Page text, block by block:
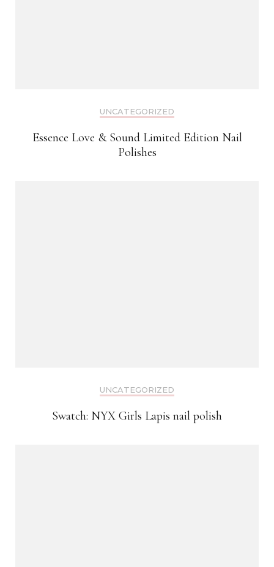
UNCATEGORIZED
Essence Love & Sound Limited Edition Nail
Polishes
UNCATEGORIZED
Swatch: NYX Girls Lapis nail polish